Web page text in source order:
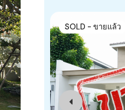
SOLD - ขายแล้ว